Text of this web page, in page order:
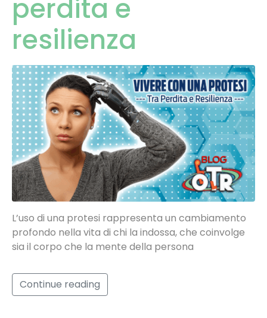
perdita e
resilienza
L’uso di una protesi rappresenta un cambiamento
profondo nella vita di chi la indossa, che coinvolge
sia il corpo che la mente della persona
Continue reading